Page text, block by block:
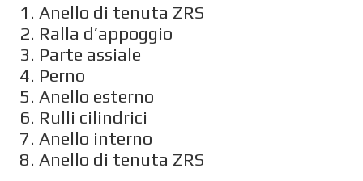
1. Anello di tenuta ZRS
2. Ralla d’appoggio
3. Parte assiale
4. Perno
5. Anello esterno
6. Rulli cilindrici
7. Anello interno
8. Anello di tenuta ZRS